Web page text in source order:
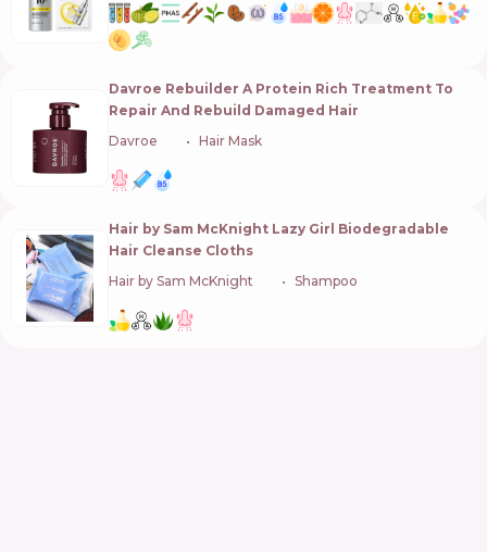
Davroe Rebuilder A Protein Rich Treatment To
Repair And Rebuild Damaged Hair
Davroe
Hair Mask
Hair by Sam McKnight Lazy Girl Biodegradable
Hair Cleanse Cloths
Hair by Sam McKnight
Shampoo